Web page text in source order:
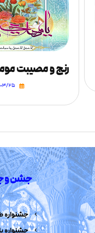
۱۴۰۲/
جشن و
جشنواره